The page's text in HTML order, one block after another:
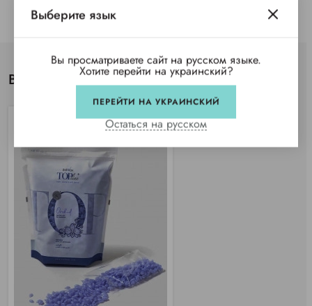
Вы просматривали
Выберите язык
Вы просматриваете сайт на русском языке.
Хотите перейти на украинский?
ПЕРЕЙТИ НА УКРАИНСКИЙ
Остаться на русском